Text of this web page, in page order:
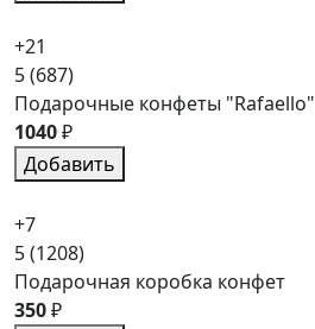
+21
5(687)
Подарочные конфеты "Rafaello"
1040₽
Добавить
+7
5(1208)
Подарочная коробка конфет
350₽